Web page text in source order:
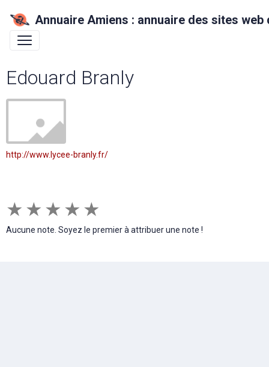
Annuaire Amiens : annuaire des sites
Edouard Branly
http://www.lycee-branly.fr/
★ ★ ★ ★ ★
Aucune note. Soyez le premier à attribuer une note !